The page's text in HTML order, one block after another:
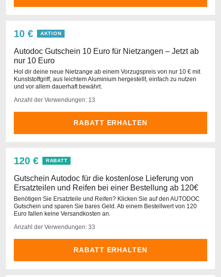
10 € AKTION
Autodoc Gutschein 10 Euro für Nietzangen – Jetzt ab
nur 10 Euro
Hol dir deine neue Nietzange ab einem Vorzugspreis von nur 10 € mit
Kunststoffgriff, aus leichtem Aluminium hergestellt, einfach zu nutzen
und vor allem dauerhaft bewährt.
Anzahl der Verwendungen: 13
RABATT ERHALTEN
120 € RABATT
Gutschein Autodoc für die kostenlose Lieferung von
Ersatzteilen und Reifen bei einer Bestellung ab 120€
Benötigen Sie Ersatzteile und Reifen? Klicken Sie auf den AUTODOC
Gutschein und sparen Sie bares Geld. Ab einem Bestellwert von 120
Euro fallen keine Versandkosten an.
Anzahl der Verwendungen: 33
RABATT ERHALTEN